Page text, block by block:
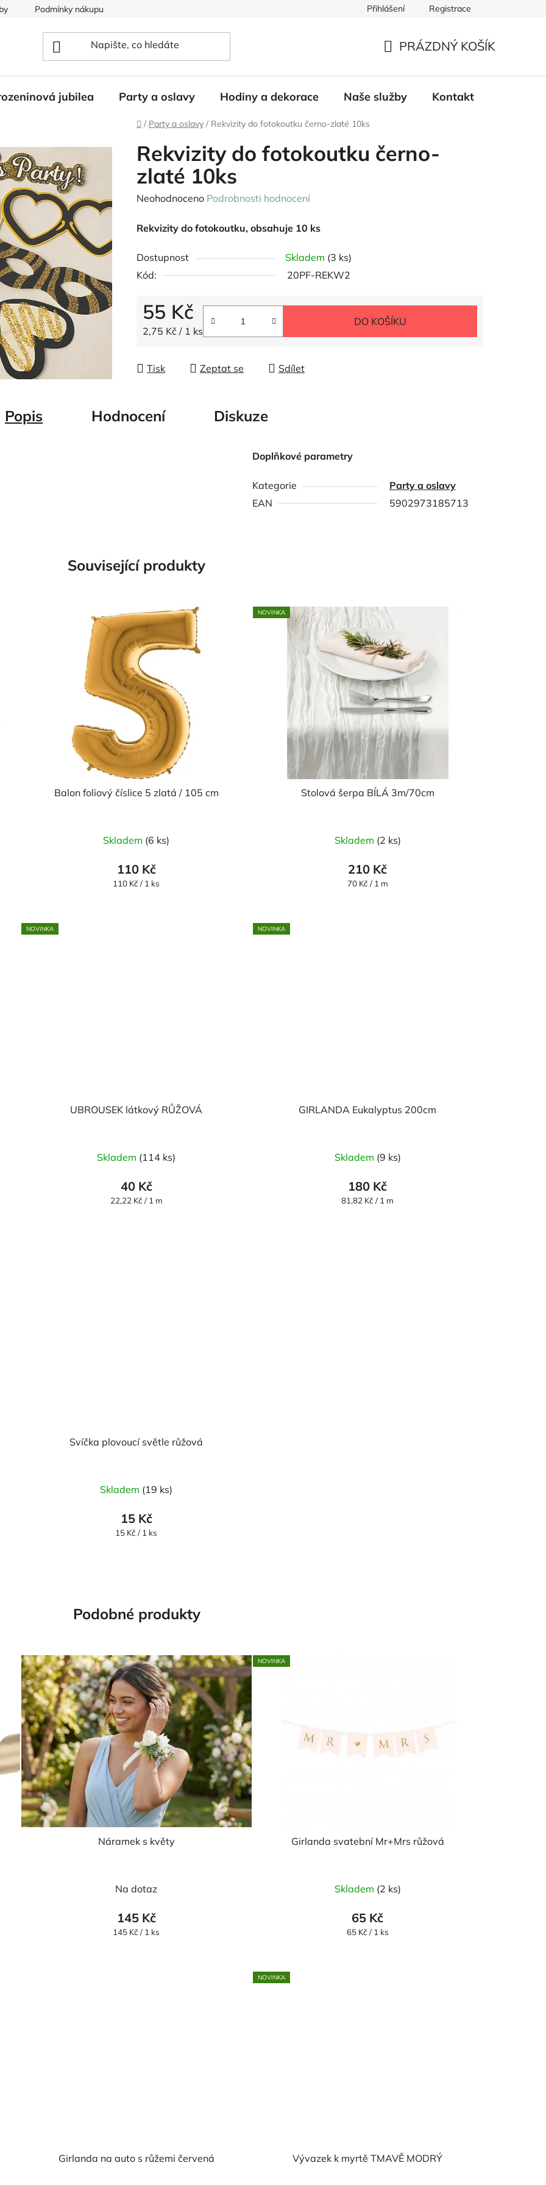
Podmínky nákupu Přihlášení Registrace
KOŠÍK
PRÁZDNÝ KOŠÍK
jubilea Party a oslavy Hodiny a dekorace Naše služby Kontakt
Domů
/ Party a oslavy / Rekvizity do fotokoutku černo-zlaté 10ks
Rekvizity do fotokoutku černo-
zlaté 10ks
Průměrné
produktu
0,0
z
hvězdiček.
Neohodnoceno Podrobnosti hodnocení
Rekvizity do fotokoutku, obsahuje 10 ks
Dostupnost Skladem (3 ks)
Kód:
20PF-REKW2
55 Kč
Měrná cena:
2,75 Kč / 1 ks
DO KOŠÍKU
Tisk Zeptat se Sdílet
Popis Hodnocení Diskuze
Doplňkové parametry
Kategorie
Party a oslavy
EAN
5902973185713
Související produkty
Balon foliový číslice 5 zlatá / 105 cm
Skladem (6 ks)
110 Kč
Měrná
110 Kč / 1 ks
NOVINKA
Stolová šerpa BÍLÁ 3m/70cm
Skladem (2 ks)
210 Kč
Měrná
70 Kč / 1 m
NOVINKA
UBROUSEK látkový RŮŽOVÁ
Skladem (114 ks)
40 Kč
Měrná
22,22 Kč / 1 m
NOVINKA
GIRLANDA Eukalyptus 200cm
Skladem (9 ks)
180 Kč
Měrná
81,82 Kč / 1 m
Svíčka plovoucí světle růžová
hodnocení
produktu
je
Skladem (19 ks)
15 Kč
Měrná
15 Kč / 1 ks
Podobné produkty
Náramek s květy
Na dotaz
145 Kč
Měrná
145 Kč / 1 ks
NOVINKA
Girlanda svatební Mr+Mrs růžová
Skladem (2 ks)
65 Kč
Měrná
65 Kč / 1 ks
Girlanda na auto s růžemi červená
NOVINKA
Vývazek k myrtě TMAVĚ MODRÝ